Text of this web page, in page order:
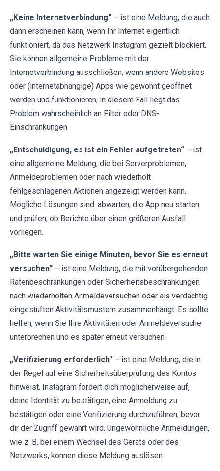
„Keine Internetverbindung“ – ist eine Meldung, die auch
dann erscheinen kann, wenn Ihr Internet eigentlich
funktioniert, da das Netzwerk Instagram gezielt blockiert.
Sie können allgemeine Probleme mit der
Internetverbindung ausschließen, wenn andere Websites
oder (internetabhängige) Apps wie gewohnt geöffnet
werden und funktionieren; in diesem Fall liegt das
Problem wahrscheinlich an Filter oder DNS-
Einschränkungen.
„Entschuldigung, es ist ein Fehler aufgetreten“ – ist
eine allgemeine Meldung, die bei Serverproblemen,
Anmeldeproblemen oder nach wiederholt
fehlgeschlagenen Aktionen angezeigt werden kann.
Mögliche Lösungen sind: abwarten, die App neu starten
und prüfen, ob Berichte über einen größeren Ausfall
vorliegen.
„Bitte warten Sie einige Minuten, bevor Sie es erneut
versuchen“ – ist eine Meldung, die mit vorübergehenden
Ratenbeschränkungen oder Sicherheitsbeschränkungen
nach wiederholten Anmeldeversuchen oder als verdächtig
eingestuften Aktivitätsmustern zusammenhängt. Es sollte
helfen, wenn Sie Ihre Aktivitäten oder Anmeldeversuche
unterbrechen und es später erneut versuchen.
„Verifizierung erforderlich“ – ist eine Meldung, die in
der Regel auf eine Sicherheitsüberprüfung des Kontos
hinweist. Instagram fordert dich möglicherweise auf,
deine Identität zu bestätigen, eine Anmeldung zu
bestätigen oder eine Verifizierung durchzuführen, bevor
dir der Zugriff gewährt wird. Ungewöhnliche Anmeldungen,
wie z. B. bei einem Wechsel des Geräts oder des
Netzwerks, können diese Meldung auslösen.